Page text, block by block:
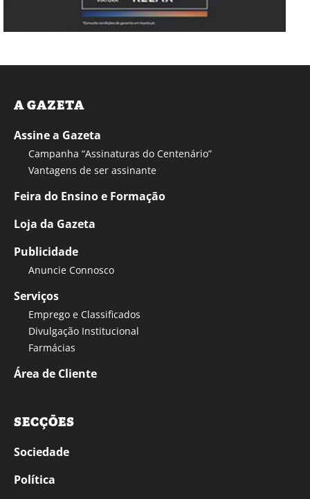
A GAZETA
Assine a Gazeta
Campanha “Assinaturas do Centenário”
Vantagens de ser assinante
Feira do Ensino e Formação
Loja da Gazeta
Publicidade
Anuncie Connosco
Serviços
Emprego e Classificados
Divulgação Institucional
Farmácias
Área de Cliente
SECÇÕES
Sociedade
Política